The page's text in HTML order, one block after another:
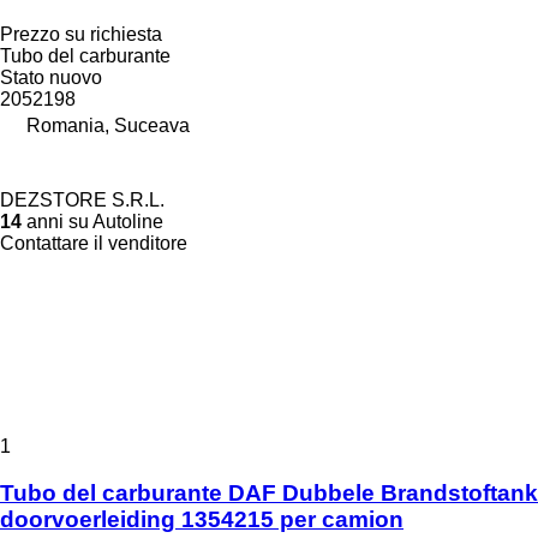
Prezzo su richiesta
Tubo del carburante
Stato nuovo
2052198
Romania, Suceava
DEZSTORE S.R.L.
14 anni su Autoline
Contattare il venditore
1
Tubo del carburante DAF Dubbele Brandstoftank
doorvoerleiding 1354215 per camion